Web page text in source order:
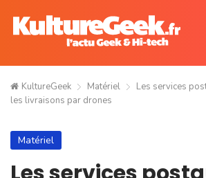
KultureGeek Matériel
Les services
les livraisons par drones
Matériel